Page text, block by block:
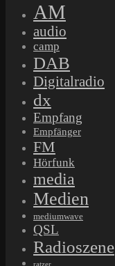
AM
audio
camp
DAB
Digitalradio
dx
Empfang
Empfänger
FM
Hörfunk
media
Medien
mediumwave
QSL
Radioszene
ratzer